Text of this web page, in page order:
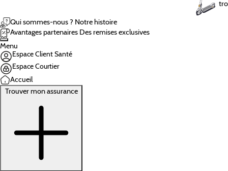
Qui sommes-nous ? Notre histoire
Avantages partenaires Des remises exclusives
Menu
Espace Client Santé
Espace Courtier
Accueil
Trouver mon assurance